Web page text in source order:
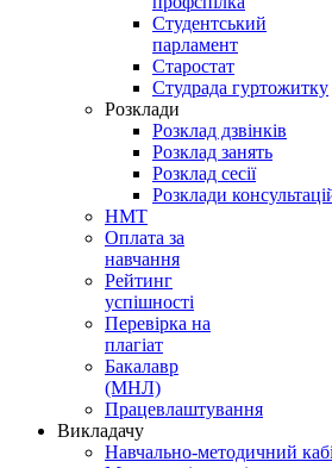
Студентський
парламент
Старостат
Студрада гуртожитку
Розклади
Розклад дзвінків
Розклад занять
Розклад сесії
Розклади
НМТ
Оплата за
навчання
Рейтинг
успішності
Перевірка на
плагіат
Бакалавр
(МНЛ)
Працевлаштування
Викладачу
Навчально-методичний